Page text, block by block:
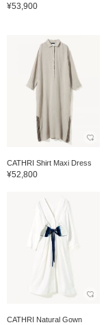
¥53,900
CATHRI Shirt Maxi Dress
¥52,800
CATHRI Natural Gown